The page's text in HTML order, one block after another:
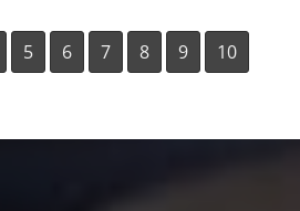
5 6 7 8 9 10